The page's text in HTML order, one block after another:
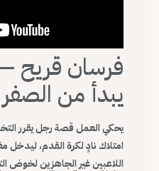
فرسان قريح
يبدأ من الصفر
يحكي العمل قصة رجل يقرر
امتلاك نادٍ لكرة القدم،
اللاعبين غير الجاهزين لخوض